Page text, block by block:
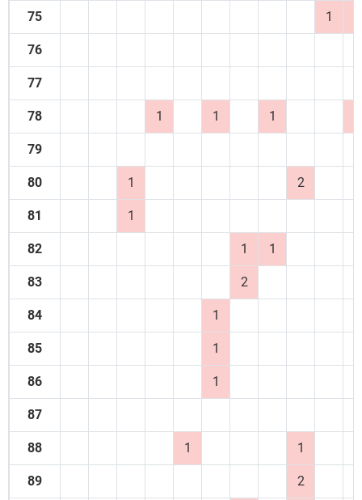
75 1
76
77
78 1 1 1
79
80 1 2
81 1
82 1 1
83 2
84 1
85 1
86 1
87
88 1 1
89 2